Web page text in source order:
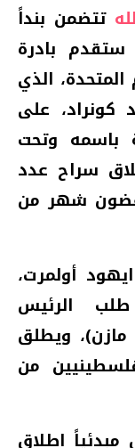
تتضمن بنداً
ستقدم بادرة
الذي
كونراد، على
باسمه وتحت
سراح عدد
شهر من
أولمرت،
الرئيس
ويطلق
من
اطلاق